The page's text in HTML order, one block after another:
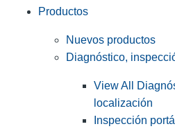
Productos
Nuevos productos
Diagnóstico,
View All
localización
Inspección